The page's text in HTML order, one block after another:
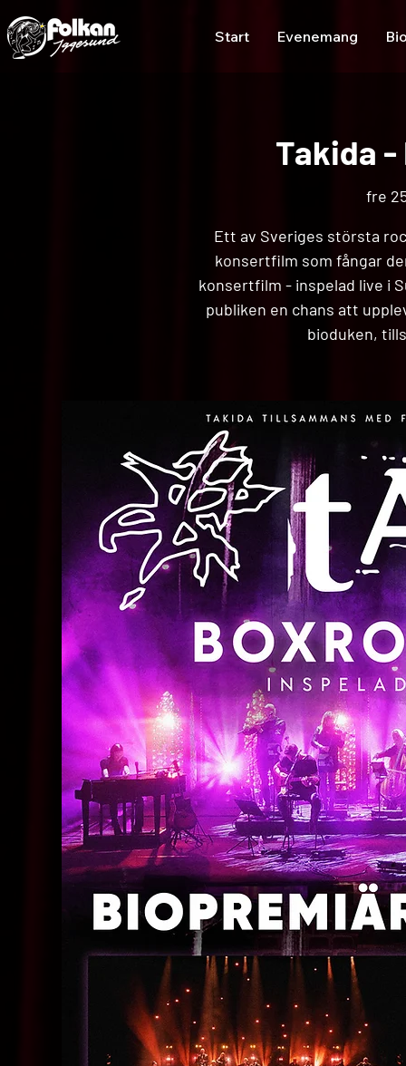
Start Evenemang
Takida -
fre
Ett av Sveriges största
konsertfilm som fångar
konsertfilm - inspelad live i
publiken en chans att
bioduken,